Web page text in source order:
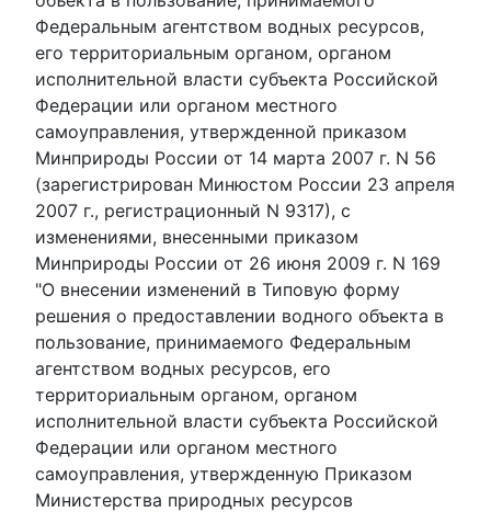
Федеральным агентством водных ресурсов,
его территориальным органом, органом
исполнительной власти субъекта Российской
Федерации или органом местного
самоуправления, утвержденной приказом
Минприроды России от 14 марта 2007 г. N 56
(зарегистрирован Минюстом России 23 апреля
2007 г., регистрационный N 9317), с
изменениями, внесенными приказом
Минприроды России от 26 июня 2009 г. N 169
"О внесении изменений в Типовую форму
решения о предоставлении водного объекта в
пользование, принимаемого Федеральным
агентством водных ресурсов, его
территориальным органом, органом
исполнительной власти субъекта Российской
Федерации или органом местного
самоуправления, утвержденную Приказом
Министерства природных ресурсов